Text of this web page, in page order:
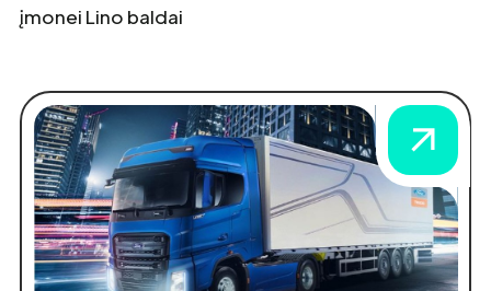
įmonei Lino baldai